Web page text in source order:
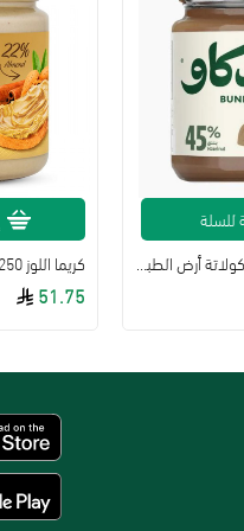
للسلة
51.75